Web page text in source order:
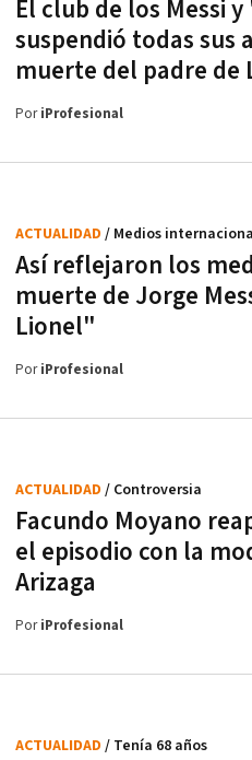
El club de los Messi
suspendió todas sus
muerte del padre de
PoriProfesional
Así reflejaron los
muerte de Jorge
Lionel"
ACTUALIDAD / Medios
PoriProfesional
Facundo Moyano
el episodio con la
Arizaga
ACTUALIDAD / Controversia
PoriProfesional
ACTUALIDAD / Tenía 68 años